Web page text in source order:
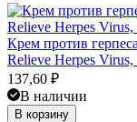
Крем против
Relieve Herpes Virus,
137,60 ₽
В наличии
В корзину